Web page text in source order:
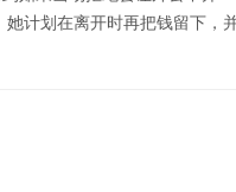
计划在离开时再把钱留下，